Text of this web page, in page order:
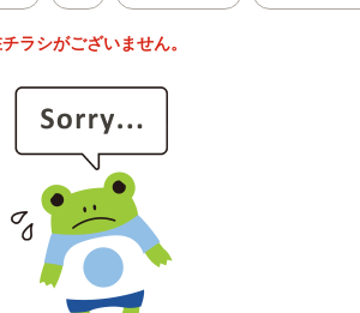
ラシがございません。